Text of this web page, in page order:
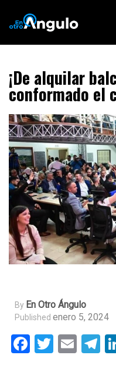
¡De alquilar
conformado el
By En Otro Ángulo
Published enero 5, 2024
Facebook
Twitter